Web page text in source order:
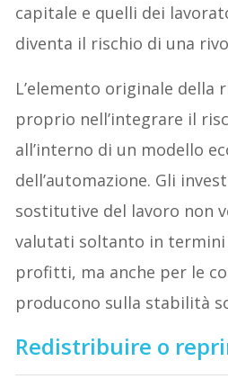
capitale e quelli dei
diventa il rischio di una
L’elemento originale della
proprio nell’integrare il
all’interno di un modello
dell’automazione. Gli
sostitutive del lavoro non
valutati soltanto in termini
profitti, ma anche per le
producono sulla stabilità
Redistribuire o